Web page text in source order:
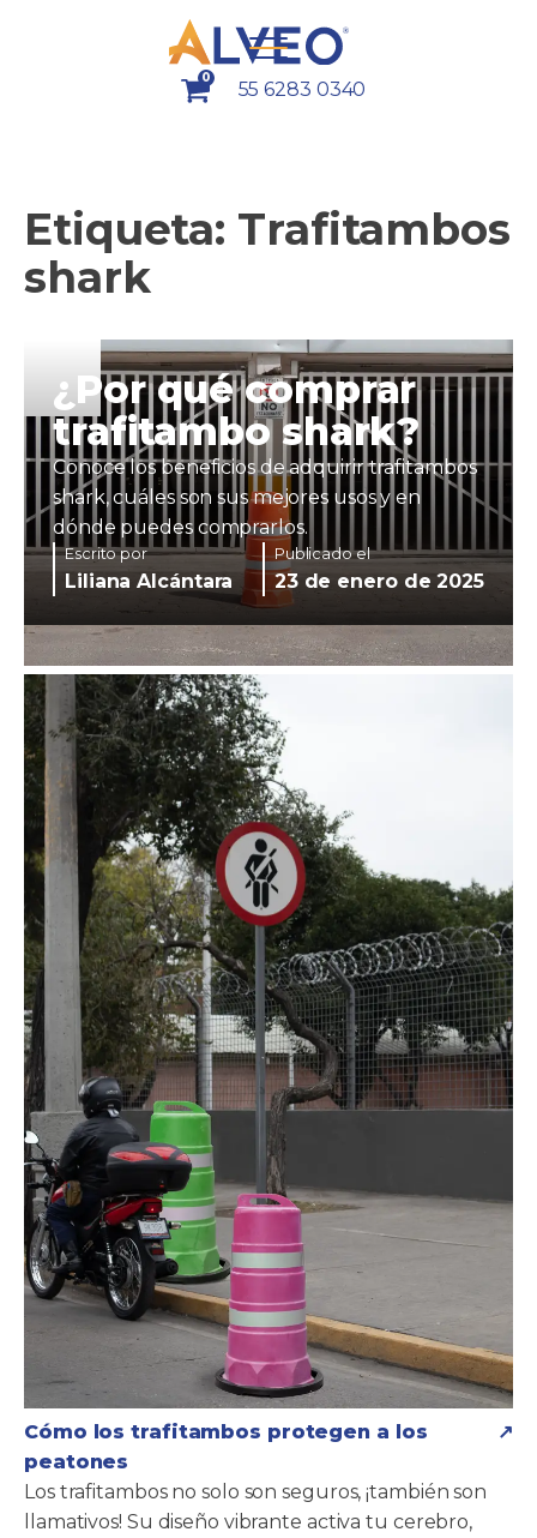
0
55 6283 0340
Etiqueta: Trafitambos
shark
¿Por qué comprar
trafitambo shark?
Conoce los beneficios de adquirir trafitambos
shark, cuáles son sus mejores usos y en
dónde puedes comprarlos.
Escrito por
Liliana Alcántara
Publicado el
23 de enero de 2025
Cómo los trafitambos protegen a los
peatones
Los trafitambos no solo son seguros, ¡también son
llamativos! Su diseño vibrante activa tu cerebro,